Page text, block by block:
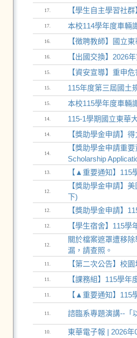
17. 【學生自主學習社
17. 本校114學年度車輛
16. 【徴聘教師】國立
16. 【出國交換】2026
15. 【資安宣導】重申
15. 115年度第三屆國土
15. 本校115學年度車輛
14. 115-1學期國立東華
14. 【獎助學金申請】
14.
【獎助學金申請重
Scholarship
13. 【▲重要通知】115
12.
【獎助學金申請】
下)
12. 【獎助學金申請】
12. 【學生宿舍】115
12.
關於檔案遮罩遭移
漏，請查照。
11. 【第二次公告】校
11. 【課務組】115學
11. 【▲重要通知】115
11. 諮臨系專題演講--「
10. 東華電子報 | 2026年